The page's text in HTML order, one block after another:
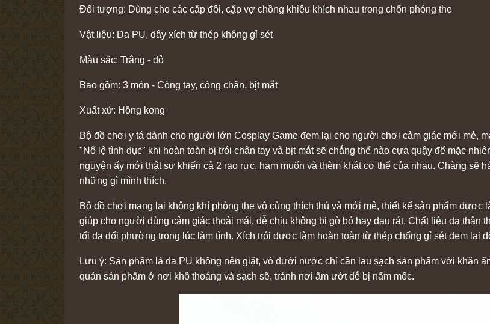
Đối tượng: Dùng cho các cặp đôi, cặp vợ chồng khiêu khích nhau trong chốn phóng the
Vật liệu: Da PU, dây xích từ thép không gỉ sét
Màu sắc: Trắng - đỏ
Bao gồm: 3 món - Còng tay, còng chân, bịt mắt
Xuất xứ: Hồng kong
Bộ đồ chơi y tá dành cho người lớn Cosplay Game đem lại cho người chơi cảm giác mới mẻ,
"Nô lệ tình dục" khi hoàn toàn bị trói chân tay và bịt mắt sẽ chẳng thể nào cựa quậy để mặc
nguyện ấy mới thật sự khiến cả 2 rạo rực, ham muốn và thèm khát cơ thể của nhau. Chàng sẽ
những gì mình thích.
Bộ đồ chơi mang lại không khí phòng the vô cùng thích thú và mới mẻ, thiết kế sản phẩm được
giúp cho người dùng cảm giác thoải mái, dễ chịu không bị gò bó hay đau rát. Chất liệu da thân
tối đa đối phường trong lúc làm tình. Xích trói được làm hoàn toàn từ thép chống gỉ sét đem lại
Lưu ý: Sản phẩm là da PU không nên giặt, vò dưới nước chỉ cần lau sạch sản phẩm với khăn
quản sản phẩm ở nơi khô thoáng và sạch sẽ, tránh nơi ẩm ướt dễ bị nấm mốc.